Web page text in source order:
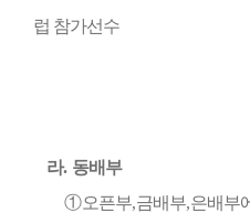
럽 참가선수
라. 동배부
①오픈부,금배부,은배부